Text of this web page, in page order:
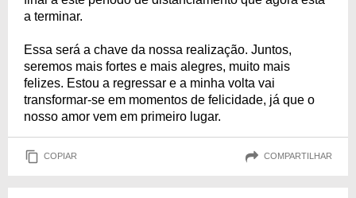
a terminar.
Essa será a chave da nossa realização. Juntos,
seremos mais fortes e mais alegres, muito mais
felizes. Estou a regressar e a minha volta vai
transformar-se em momentos de felicidade, já que o
nosso amor vem em primeiro lugar.
COPIAR COMPARTILHAR